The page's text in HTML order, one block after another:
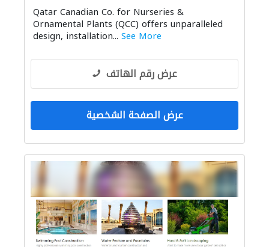
Qatar Canadian Co. for Nurseries &
Ornamental Plants (QCC) offers unparalleled
design, installation... See More
عرض رقم الهاتف
عرض الصفحة الشخصية